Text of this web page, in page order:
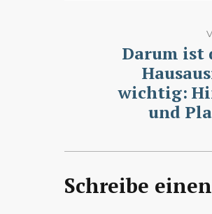
Darum ist
wichtig:
und
Schreibe